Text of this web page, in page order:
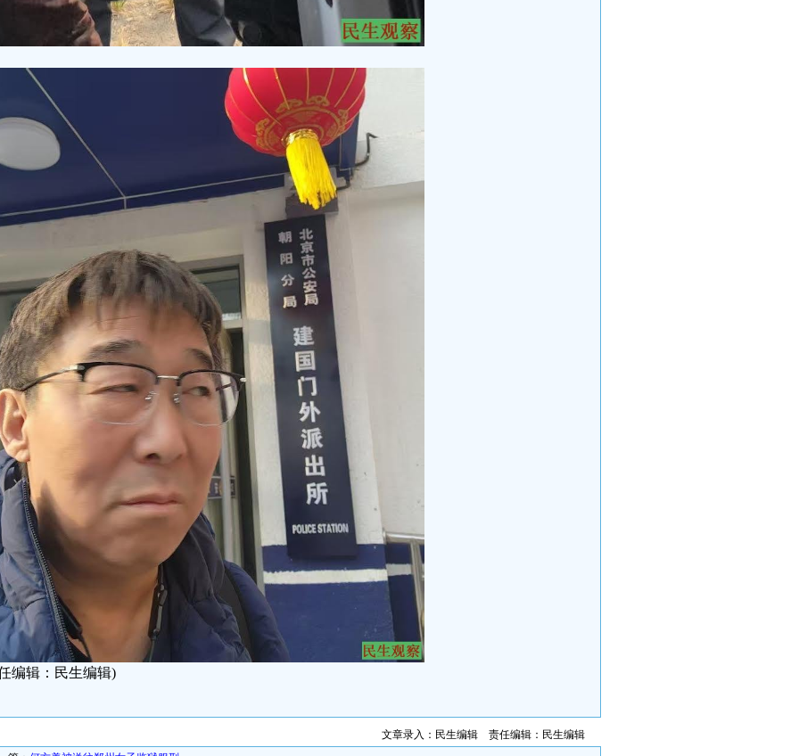
编辑：民生编辑)
文章录入：民生编辑 责任编辑：民生编辑